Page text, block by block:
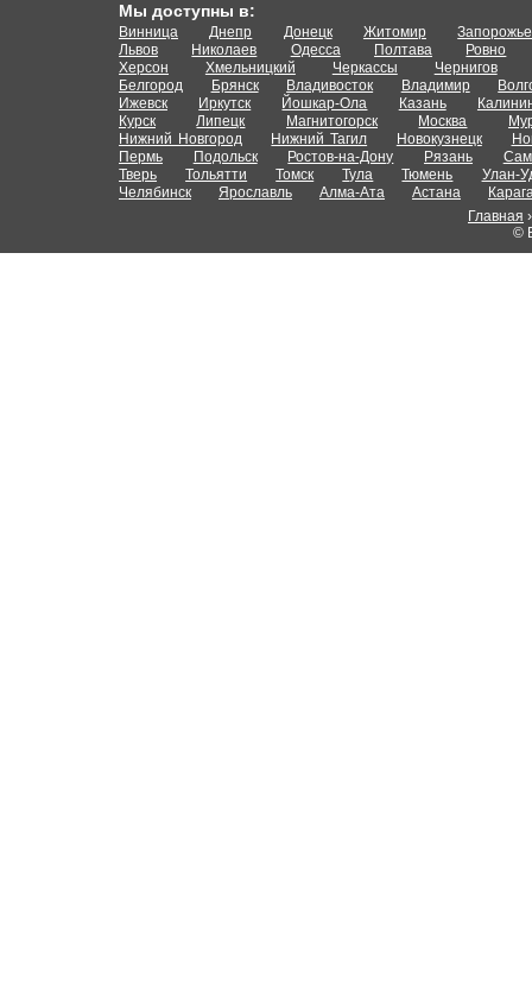
Мы доступны в:
Винница Днепр Донецк Житомир
Запорожье
Львов
Николаев Одесса Полтава
Ровно
Херсон
Хмельницкий Черкассы
Чернигов
Белгород
Брянск Владивосток Владимир
Ижевск
Иркутск Йошкар-Ола Казань
Курск
Липецк Магнитогорск Москва
Нижний Новгород
Нижний Тагил Новокузнецк
Пермь
Подольск Ростов-на-Дону Рязань
Тверь
Тольятти Томск Тула Тюмень
Улан-
Челябинск
Ярославль Алма-Ата Астана
Главная
©